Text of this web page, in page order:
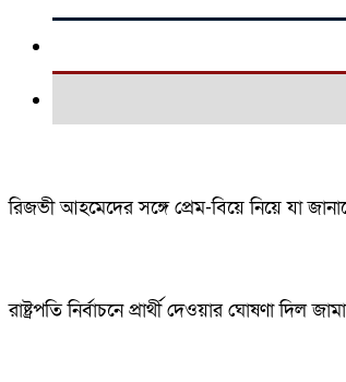
রিজভী আহমেদের সঙ্গে প্রেম-বিয়ে নিয়ে যা
রাষ্ট্রপতি নির্বাচনে প্রার্থী দেওয়ার ঘোষণা দিল